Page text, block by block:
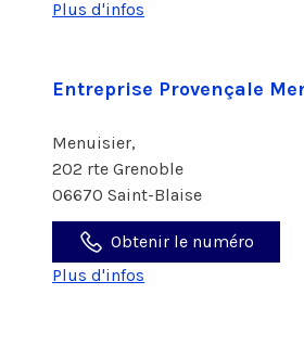
Plus d'infos
Entreprise Provençale
Menuisier,
202 rte Grenoble
06670 Saint-Blaise
Obtenir le numéro
Plus d'infos